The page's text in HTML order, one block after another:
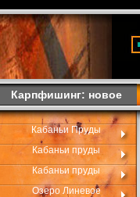
Карпфишинг: новое
Кабаньи Пруды
Кабаньи пруды
Кабаньи пруды
Озеро Линевое